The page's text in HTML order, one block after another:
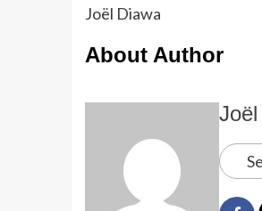
Joël Diawa
About Author